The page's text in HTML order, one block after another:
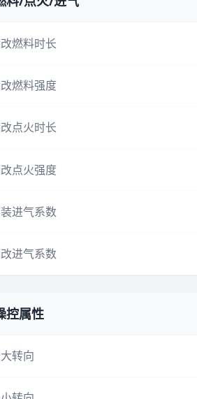
燃料时长
燃料强度
点火时长
点火强度
进气系数
进气系数
控属性
转向
5.0分
5.0分
，对抗占